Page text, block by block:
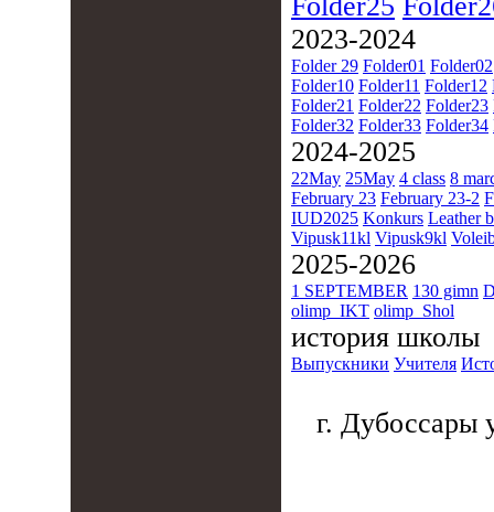
2023-2024
Folder 29 Folder01 Folder02
Folder10 Folder11 Folder12
Folder21 Folder22 Folder23
Folder32 Folder33 Folder34
2024-2025
22May 25May 4 class 8
February 23 February 23-2
IUD2025 Konkurs Leather
Vipusk11kl Vipusk9kl
2025-2026
1 SEPTEMBER 130 gimn
olimp_IKT olimp_Shol
история школы
Выпускники Учителя
г. Дубоссары